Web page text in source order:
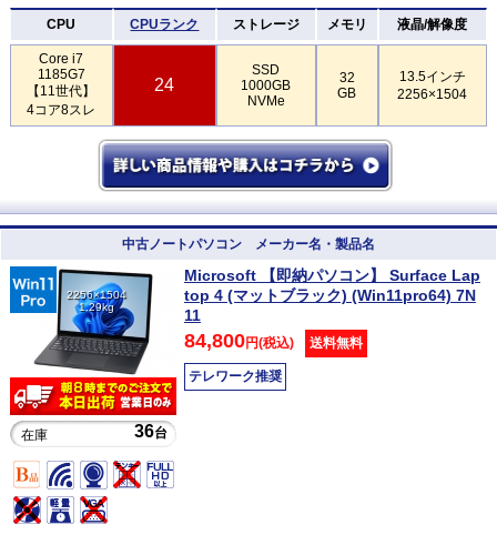
CPU CPUランク ストレージ メモリ 液晶/解像度
Core i7
1185G7
【11世代】
4コア8スレ
24
SSD
1000GB
NVMe
32
GB
13.5インチ
2256×1504
中古ノートパソコン メーカー名・製品名
2256×1504
1.29kg
在庫 36台
Microsoft 【即納パソコン】 Surface Lap
top 4 (マットブラック) (Win11pro64) 7N
11
84,800円(税込) 送料無料
テレワーク推奨